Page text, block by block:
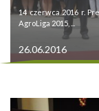
14 czerwca 2016 r.
AgroLiga 2015, ...
26.06.2016